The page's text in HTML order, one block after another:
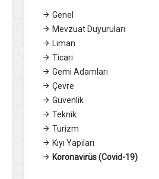
Genel
Mevzuat Duyuruları
Liman
Ticari
Gemi Adamları
Çevre
Güvenlik
Teknik
Turizm
Kıyı Yapıları
Koronavirüs (Covid-19)